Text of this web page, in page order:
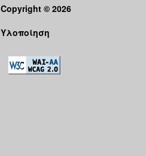
Copyright © 2026
Υλοποίηση